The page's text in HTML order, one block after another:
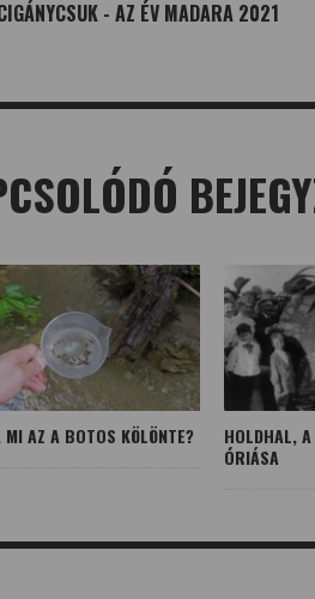
- AZ ÉV MADARA 2021
MI AZ A BOTOS KÖLÖNTE?
HOLDHAL, A
ÓRIÁSA